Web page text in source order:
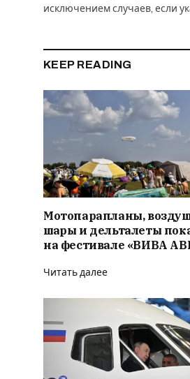
исключением случаев, если
KEEP READING
Мотопарапланы,
шары и дельталеты
на фестивале «ВИВА
Читать далее